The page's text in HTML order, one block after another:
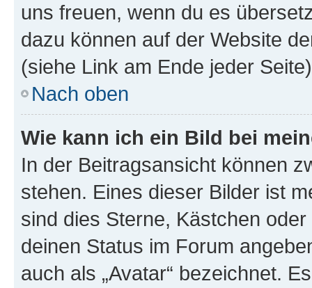
uns freuen, wenn du es
dazu können auf der Website
(siehe Link am Ende jeder
Nach oben
Wie kann ich ein Bild bei
In der Beitragsansicht können
stehen. Eines dieser Bilder ist
sind dies Sterne, Kästchen
deinen Status im Forum
auch als „Avatar“ bezeichnet.